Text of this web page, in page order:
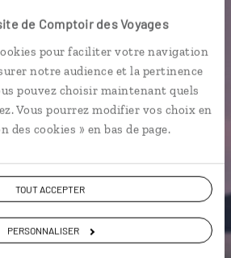
de Comptoir des Voyages
pour faciliter votre navigation
notre audience et la pertinence
pouvez choisir maintenant quels
Vous pourrez modifier vos choix en
des cookies » en bas de page.
TOUT ACCEPTER
PERSONNALISER
Randonnée
Cascade O’quê Pipi
votre itinéraire au plus
et de la réalité du pays.
à face ou depuis nos studios